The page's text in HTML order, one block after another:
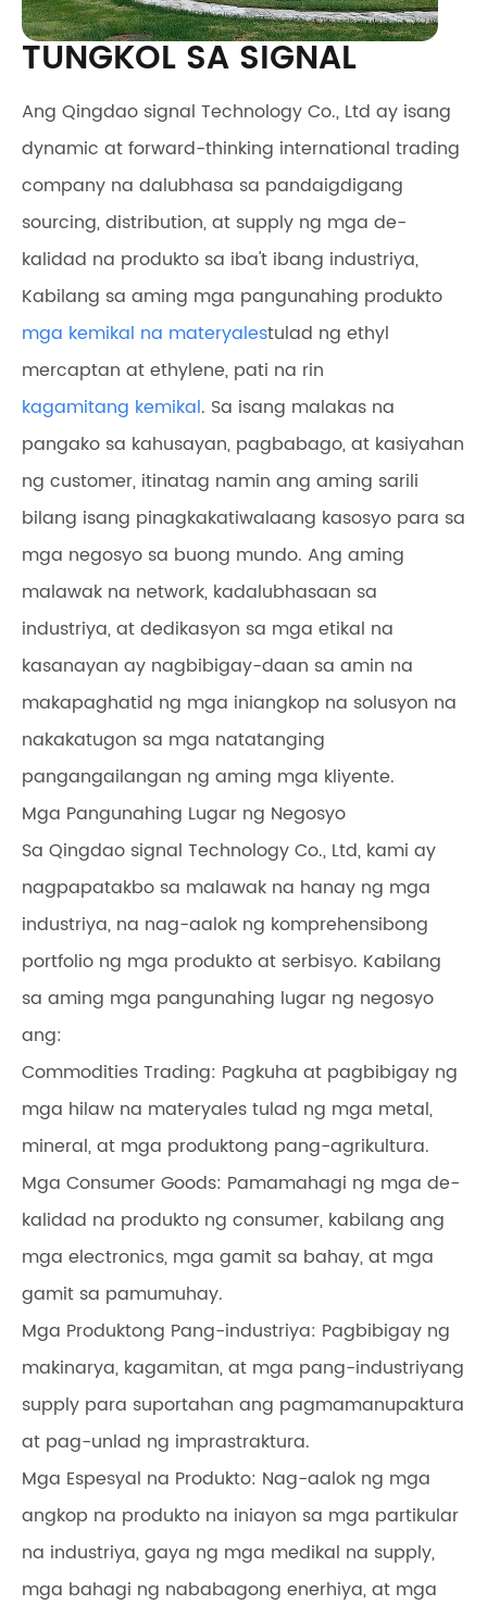
TUNGKOL SA SIGNAL
Ang Qingdao signal Technology Co., Ltd ay isang
dynamic at forward-thinking international trading
company na dalubhasa sa pandaigdigang
sourcing, distribution, at supply ng mga de-
kalidad na produkto sa iba't ibang industriya,
Kabilang sa aming mga pangunahing produkto
mga kemikal na materyalestulad ng ethyl
mercaptan at ethylene, pati na rin
kagamitang kemikal. Sa isang malakas na
pangako sa kahusayan, pagbabago, at kasiyahan
ng customer, itinatag namin ang aming sarili
bilang isang pinagkakatiwalaang kasosyo para sa
mga negosyo sa buong mundo. Ang aming
malawak na network, kadalubhasaan sa
industriya, at dedikasyon sa mga etikal na
kasanayan ay nagbibigay-daan sa amin na
makapaghatid ng mga iniangkop na solusyon na
nakakatugon sa mga natatanging
pangangailangan ng aming mga kliyente.
Mga Pangunahing Lugar ng Negosyo
Sa Qingdao signal Technology Co., Ltd, kami ay
nagpapatakbo sa malawak na hanay ng mga
industriya, na nag-aalok ng komprehensibong
portfolio ng mga produkto at serbisyo. Kabilang
sa aming mga pangunahing lugar ng negosyo
ang:
Commodities Trading: Pagkuha at pagbibigay ng
mga hilaw na materyales tulad ng mga metal,
mineral, at mga produktong pang-agrikultura.
Mga Consumer Goods: Pamamahagi ng mga de-
kalidad na produkto ng consumer, kabilang ang
mga electronics, mga gamit sa bahay, at mga
gamit sa pamumuhay.
Mga Produktong Pang-industriya: Pagbibigay ng
makinarya, kagamitan, at mga pang-industriyang
supply para suportahan ang pagmamanupaktura
at pag-unlad ng imprastraktura.
Mga Espesyal na Produkto: Nag-aalok ng mga
angkop na produkto na iniayon sa mga partikular
na industriya, gaya ng mga medikal na supply,
mga bahagi ng nababagong enerhiya, at mga